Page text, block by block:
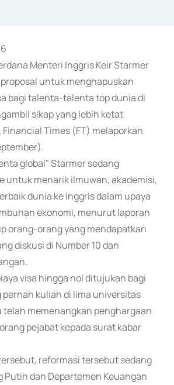
Menteri Inggris Keir Starmer
untuk menghapuskan
bagi talenta-talenta top dunia di
sikap yang lebih ketat
Times (FT) melaporkan
global" Starmer sedang
untuk menarik ilmuwan, akademisi,
dunia ke Inggris dalam upaya
ekonomi, menurut laporan
orang-orang yang mendapatkan
diskusi di Number 10 dan
visa hingga nol ditujukan bagi
kuliah di lima universitas
memenangkan penghargaan
pejabat kepada surat kabar
reformasi tersebut sedang
Putih dan Departemen Keuangan